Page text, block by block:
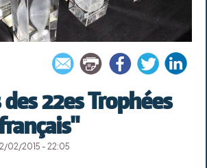
22es Trophées
02/2015 - 22:05